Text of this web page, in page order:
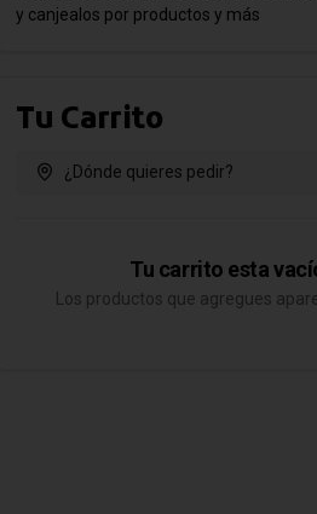
y canjealos por productos y más
Tu Carrito
¿Dónde quieres pedir?
Tu carrito esta
Los productos que agregues